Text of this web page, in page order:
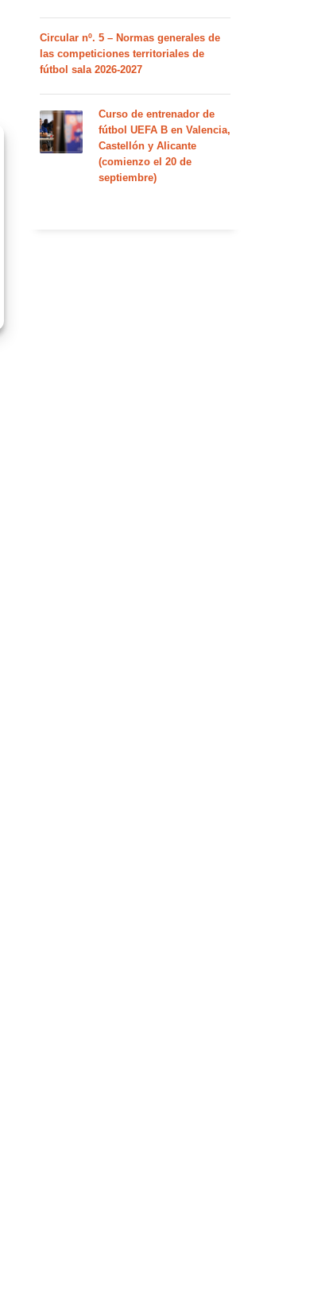
Circular nº. 5 – Normas generales de
las competiciones territoriales de
fútbol sala 2026-2027
Curso de entrenador de
fútbol UEFA B en Valencia,
Castellón y Alicante
(comienzo el 20 de
septiembre)